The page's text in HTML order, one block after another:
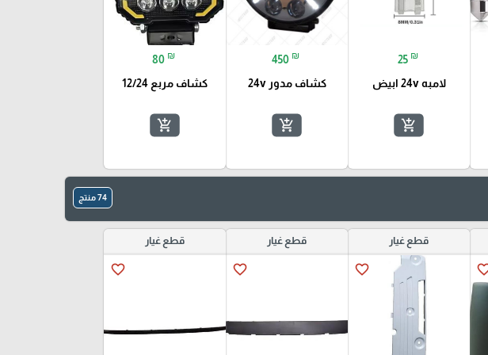
25 ₪
لامبه 24v ابيض
add_shopping_cart
450 ₪
كشاف مدور 24v
add_shopping_cart
80 ₪
كشاف مربع 12/24
add_shopping_cart
74 منتج
قطع غيار
favorite_border
قطع غيار
favorite_border
قطع غيار
favorite_border